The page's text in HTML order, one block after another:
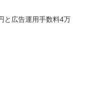
と広告運用手数料4万